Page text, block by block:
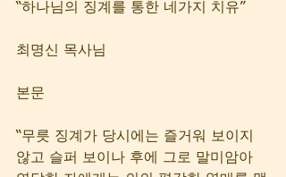
“​​하나님의 징계를 통한 네가지 치유”
최명신 목사님
본문
“무릇 징계가 당시에는 즐거워 보이지
않고 슬퍼 보이나 후에 그로 말미암아